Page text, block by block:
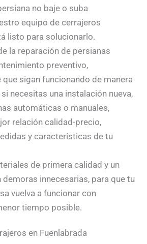
no baje o suba
equipo de cerrajeros
listo para solucionarlo.
la reparación de persianas
preventivo,
sigan funcionando de manera
necesitas una instalación nueva,
automáticas o manuales,
relación calidad-precio,
y características de tu
de primera calidad y un
innecesarias, para que tu
vuelva a funcionar con
tiempo posible.